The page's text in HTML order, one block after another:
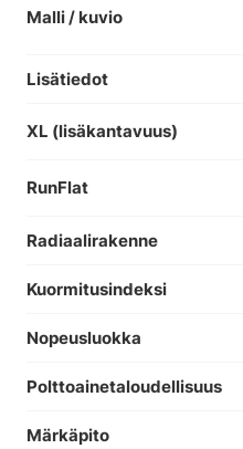
Malli / kuvio
Lisätiedot
XL (lisäkantavuus)
RunFlat
Radiaalirakenne
Kuormitusindeksi
Nopeusluokka
Polttoainetaloudellisuus
Märkäpito